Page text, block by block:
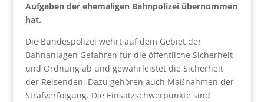
Aufgaben der ehemaligen Bahnpolizei übernommen
hat.
Die Bundespolizei wehrt auf dem Gebiet der
Bahnanlagen Gefahren für die öffentliche Sicherheit
und Ordnung ab und gewährleistet die Sicherheit
der Reisenden. Dazu gehören auch Maßnahmen der
Strafverfolgung. Die Einsatzschwerpunkte sind